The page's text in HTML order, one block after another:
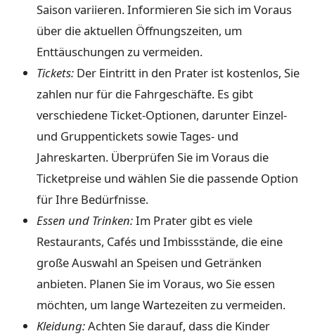
Saison variieren. Informieren Sie sich im Voraus
über die aktuellen Öffnungszeiten, um
Enttäuschungen zu vermeiden.
Tickets: Der Eintritt in den Prater ist kostenlos, Sie
zahlen nur für die Fahrgeschäfte. Es gibt
verschiedene Ticket-Optionen, darunter Einzel-
und Gruppentickets sowie Tages- und
Jahreskarten. Überprüfen Sie im Voraus die
Ticketpreise und wählen Sie die passende Option
für Ihre Bedürfnisse.
Essen und Trinken:Im Prater gibt es viele
Restaurants, Cafés und Imbissstände, die eine
große Auswahl an Speisen und Getränken
anbieten. Planen Sie im Voraus, wo Sie essen
möchten, um lange Wartezeiten zu vermeiden.
Kleidung:Achten Sie darauf, dass die Kinder